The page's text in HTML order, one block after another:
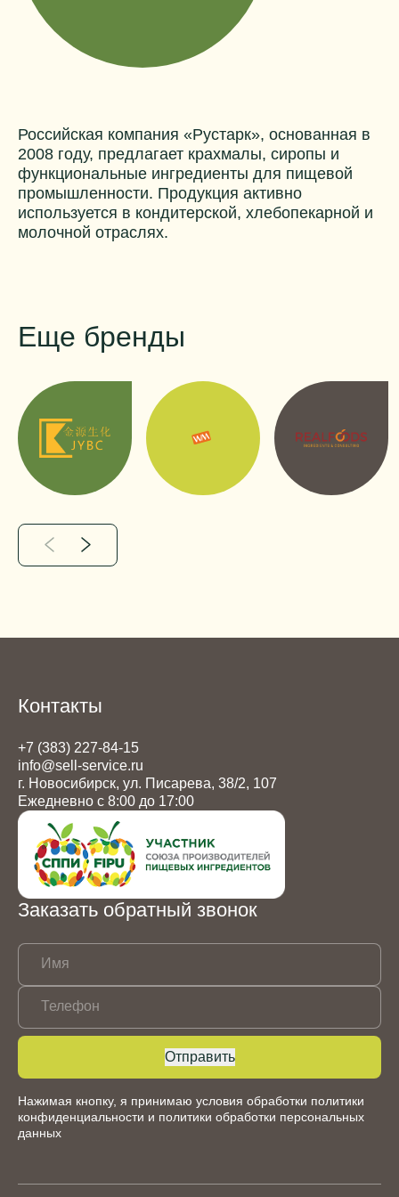
Российская компания «Рустарк», основанная в
2008 году, предлагает крахмалы, сиропы и
функциональные ингредиенты для пищевой
промышленности. Продукция активно
используется в кондитерской, хлебопекарной и
молочной отраслях.
Еще бренды
Контакты
+7 (383) 227-84-15
info@sell-service.ru
г. Новосибирск, ул. Писарева, 38/2, 107
Ежедневно с 8:00 до 17:00
Заказать обратный звонок
Имя
Телефон
Отправить
Нажимая кнопку, я принимаю условия обработки политики
конфиденциальности и политики обработки персональных
данных